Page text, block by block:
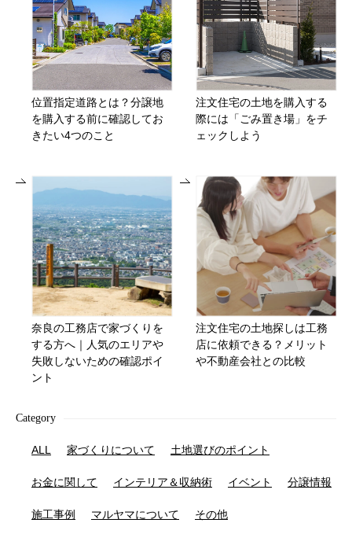
位置指定道路とは？分譲地
を購入する前に確認してお
きたい4つのこと
注文住宅の土地を購入する
際には「ごみ置き場」をチ
ェックしよう
奈良の工務店で家づくりを
する方へ｜人気のエリアや
失敗しないための確認ポイ
ント
注文住宅の土地探しは工務
店に依頼できる？メリット
や不動産会社との比較
Category
ALL 家づくりについて 土地選びのポイント
お金に関して インテリア＆収納術 イベント 分譲情報
施工事例 マルヤマについて その他